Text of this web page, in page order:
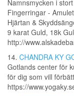
Namnsmycken i
Fingerringar -
Hjärtan &
9 karat Guld, 18k
http://
14. CHANDRA KY
Gotlands center för
för dig som vill
https://